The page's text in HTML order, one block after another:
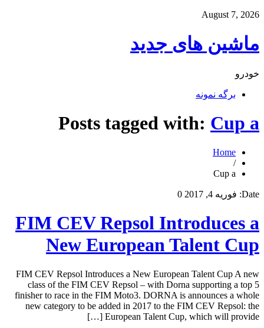
August 7, 2026
ماشین های جدید
خودرو
برگه نمونه
Posts tagged with: Cup a
Home
/
Cup a
Date: فوریه 4, 2017 0
FIM CEV Repsol Introduces a
New European Talent Cup
FIM CEV Repsol Introduces a New European Talent Cup A new
class of the FIM CEV Repsol – with Dorna supporting a top 5
finisher to race in the FIM Moto3. DORNA is announces a whole
new category to be added in 2017 to the FIM CEV Repsol: the
European Talent Cup, which will provide […]